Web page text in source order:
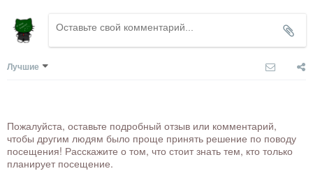
Лучшие
Пожалуйста, оставьте подробный отзыв или комментарий,
чтобы другим людям было проще принять решение по поводу
посещения! Расскажите о том, что стоит знать тем, кто только
планирует посещение.